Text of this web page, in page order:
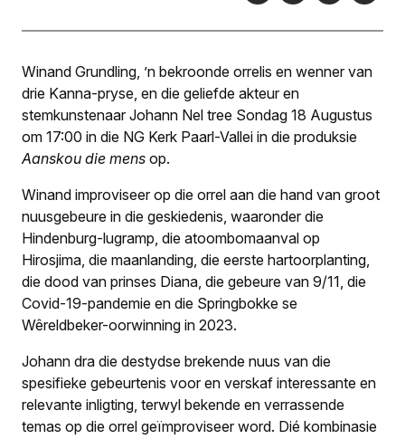
Winand Grundling, ’n bekroonde orrelis en wenner van
drie Kanna-pryse, en die geliefde akteur en
stemkunstenaar Johann Nel tree Sondag 18 Augustus
om 17:00 in die NG Kerk Paarl-Vallei in die produksie
Aanskou die mens op.
Winand improviseer op die orrel aan die hand van groot
nuusgebeure in die geskiedenis, waaronder die
Hindenburg-lugramp, die atoombomaanval op
Hirosjima, die maanlanding, die eerste hartoorplanting,
die dood van prinses Diana, die gebeure van 9/11, die
Covid-19-pandemie en die Springbokke se
Wêreldbeker-oorwinning in 2023.
Johann dra die destydse brekende nuus van die
spesifieke gebeurtenis voor en verskaf interessante en
relevante inligting, terwyl bekende en verrassende
temas op die orrel geïmproviseer word. Dié kombinasie